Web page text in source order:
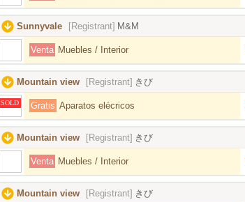
Sunnyvale [Registrant] M&M
Venta Muebles / Interior
Mountain view [Registrant] きび
SOLD Gratis Aparatos elécricos
Mountain view [Registrant] きび
Venta Muebles / Interior
Mountain view [Registrant] きび